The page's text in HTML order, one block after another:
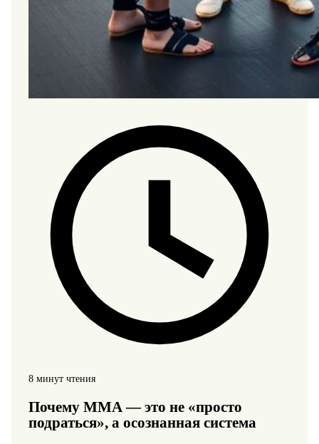
8 минут чтения
Почему ММА — это не «просто
подраться», а осознанная система